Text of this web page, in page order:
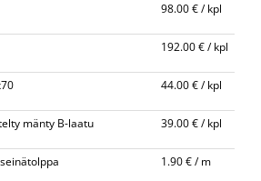
98.00 € / kpl
192.00 € / kpl
44.00 € / kpl
mänty B-laatu 39.00 € / kpl
1.90 € / m